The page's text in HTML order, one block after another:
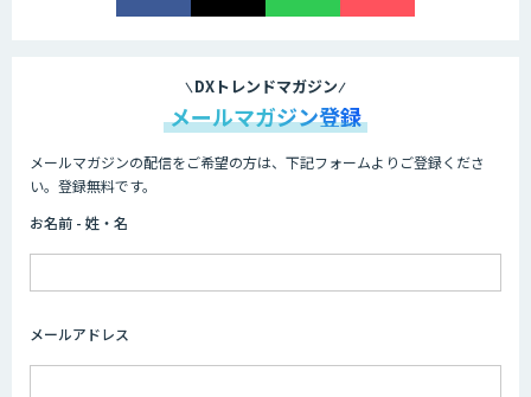
DXトレンドマガジン
メールマガジン登録
メールマガジンの配信をご希望の方は、下記フォームよりご登録くださ
い。登録無料です。
お名前 - 姓・名
メールアドレス